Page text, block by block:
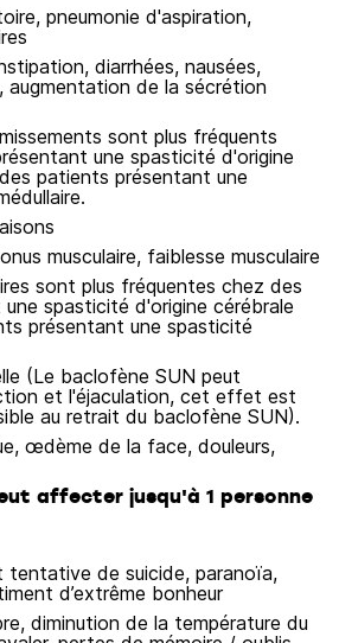
pneumonie d'aspiration,
diarrhées, nausées,
augmentation de la sécrétion
sont plus fréquents
une spasticité d'origine
patients présentant une
musculaire, faiblesse musculaire
sont plus fréquentes chez des
spasticité d'origine cérébrale
présentant une spasticité
(Le baclofène SUN peut
et l'éjaculation, cet effet est
au retrait du baclofène SUN).
œdème de la face, douleurs,
affecter jusqu'à 1 personne
tentative de suicide, paranoïa,
d’extrême bonheur
diminution de la température du